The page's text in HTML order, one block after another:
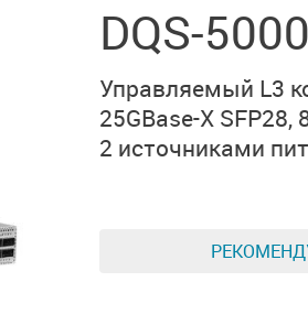
DQS-
Управляемый L3
25GBase-X SFP28,
2 источниками